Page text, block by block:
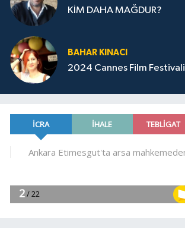
KİM DAHA MAĞDUR?
BAHAR KINACI
2024 Cannes Film Festivali